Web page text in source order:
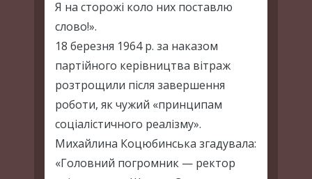
Я на сторожі коло них поставлю
слово!».
18 березня 1964 р. за наказом
партійного керівництва вітраж
розтрощили після завершення
роботи, як чужий «принципам
соціалістичного реалізму».
Михайлина Коцюбинська згадувала:
«Головний погромник — ректор